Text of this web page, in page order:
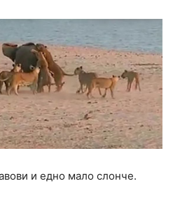
и едно мало слонче.